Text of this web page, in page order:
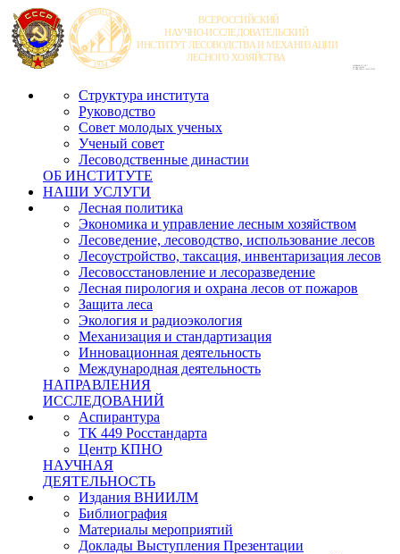
Структура института
Руководство
Совет молодых ученых
Ученый совет
Лесоводственные династии
ОБ ИНСТИТУТЕ
НАШИ УСЛУГИ
Лесная политика
Экономика и управление лесным хозяйством
Лесоведение, лесоводство, использование лесов
Лесоустройство, таксация, инвентаризация лесов
Лесовосстановление и лесоразведение
Лесная пирология и охрана лесов от пожаров
Защита леса
Экология и радиоэкология
Механизация и стандартизация
Инновационная деятельность
Международная деятельность
НАПРАВЛЕНИЯ
ИССЛЕДОВАНИЙ
Аспирантура
ТК 449 Росстандарта
Центр КПНО
НАУЧНАЯ
ДЕЯТЕЛЬНОСТЬ
Издания ВНИИЛМ
Библиография
Материалы мероприятий
Доклады Выступления Презентации